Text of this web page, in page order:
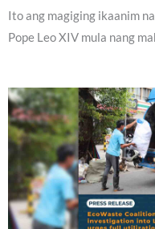
Ito ang magiging ikaanim
Pope Leo XIV mula nang